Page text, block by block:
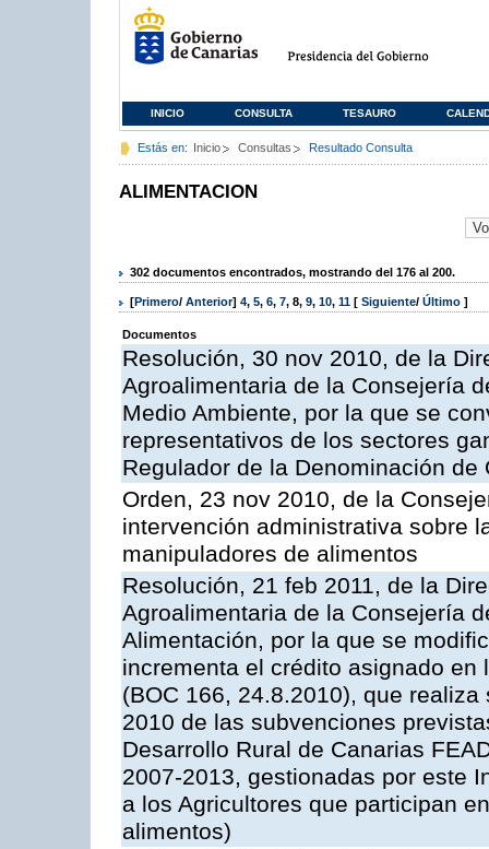
INICIO CONSULTA TESAURO
Estás en: Inicio Consultas Resultado Consulta
ALIMENTACION
302 documentos encontrados, mostrando del 176 al 200.
[Primero/ Anterior] 4, 5, 6, 7, 8, 9, 10, 11 [ Siguiente/ Último ]
Documentos
Resolución, 30 nov 2010, de la
Agroalimentaria de la Consejería
Medio Ambiente, por la que se
representativos de los sectores
Regulador de la Denominación de
Orden, 23 nov 2010, de la
intervención administrativa sobre
manipuladores de alimentos
Resolución, 21 feb 2011, de la
Agroalimentaria de la Consejería
Alimentación, por la que se
incrementa el crédito asignado
(BOC 166, 24.8.2010), que
2010 de las subvenciones
Desarrollo Rural de Canarias
2007-2013, gestionadas por este
a los Agricultores que participan
alimentos)